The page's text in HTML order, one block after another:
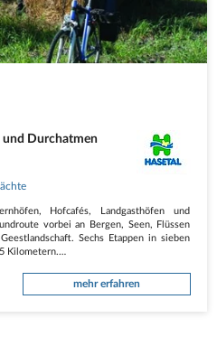
und Durchatmen
Hofcafés, Landgasthöfen und
vorbei an Bergen, Seen, Flüssen
Sechs Etappen in sieben
Kilometern.
mehr erfahren